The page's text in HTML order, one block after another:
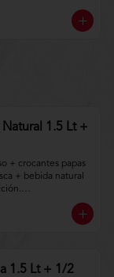
1.5 Lt +
+ crocantes papas
+ bebida natural
1.5 Lt + 1/2